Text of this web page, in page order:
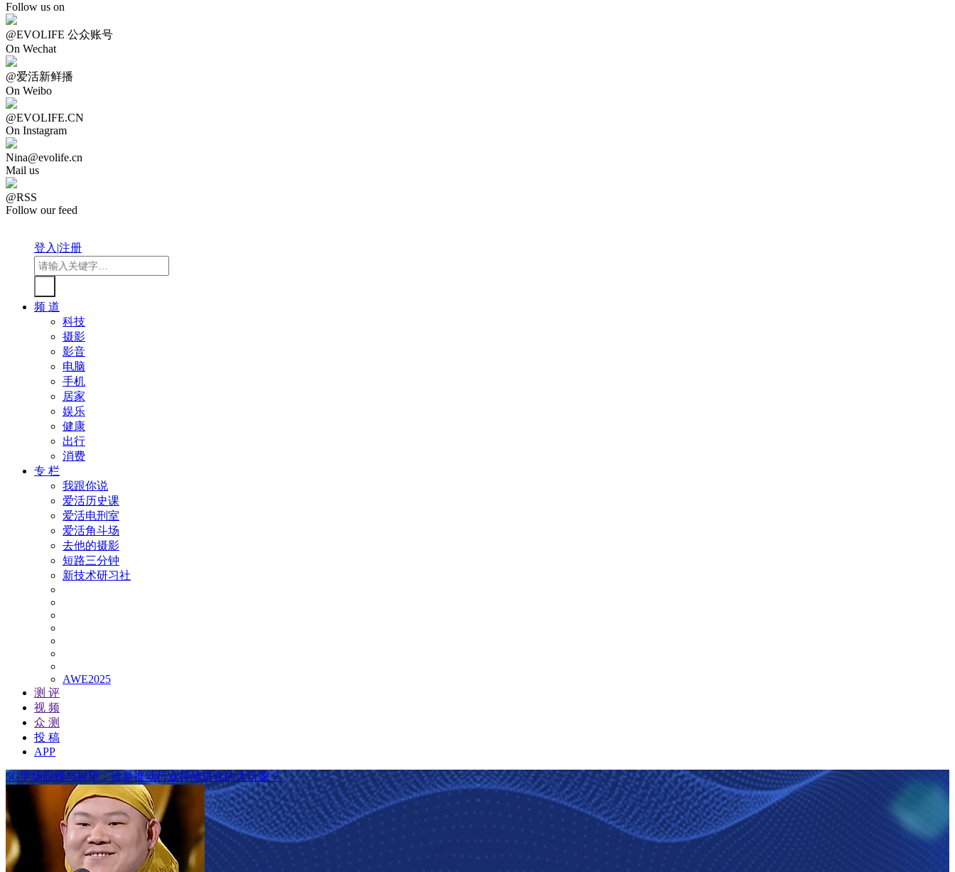
Follow us on
@EVOLIFE 公众账号
On Wechat
@爱活新鲜播
On Weibo
@EVOLIFE.CN
On Instagram
Nina@evolife.cn
Mail us
@RSS
Follow our feed
登入|注册
频 道
科技
摄影
影音
电脑
手机
居家
娱乐
健康
出行
消费
专 栏
我跟你说
爱活历史课
爱活电刑室
爱活角斗场
去他的摄影
短路三分钟
新技术研习社
AWE2025
测 评
视 频
众 测
投 稿
APP
5G半场回顾与展望：谁是推动行业持续进化的大玩家？